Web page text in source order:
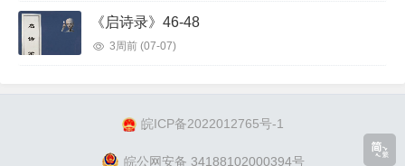
《启诗录》46-48
3周前 (07-07)
皖ICP备2022012765号-1
皖公网安备 34188102000394号